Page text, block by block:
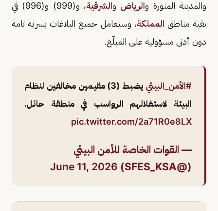
والمدينة المنورة والرياض والشرقية
، و(999) و(996) في
بقية مناطق المملكة، وستعامل جميع البلاغات بسرية تامة
دون أدنى مسؤولية على المبلّغ.
#الأمن_البيئي
يضبط (3) مقيمين مخالفين لنظام
البيئة لاستغلالهم الرواسب في منطقة حائل.
pic.twitter.com/2a71R0e8LX
— القوات الخاصة للأمن البيئي
(@SFES_KSA)
June 11, 2026